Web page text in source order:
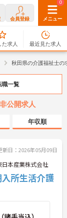
会員登録 メニュー
0
た求人
0
最近見た求人
秋田県の介護福祉士の
職一覧
非公開求人
年収順
新日：2026年05月09日
日本産業株式会社
所生活介護